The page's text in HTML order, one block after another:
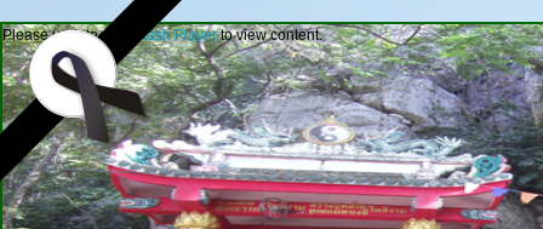
Please update your Flash Playerto view content.